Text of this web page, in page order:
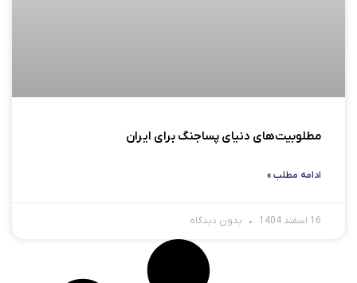
مطلوبیت‌های دنیای پساجنگ برای ایران
ادامه مطلب »
16 اسفند 1404 بدون دیدگاه